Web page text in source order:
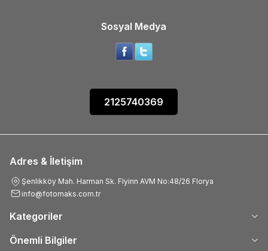
Sosyal Medya
2125740369
Adres & İletişim
Şenlikköy Mah. Harman Sk. Flyinn AVM No:48/26 Florya
info@fotomaks.com.tr
Kategoriler
Önemli Bilgiler